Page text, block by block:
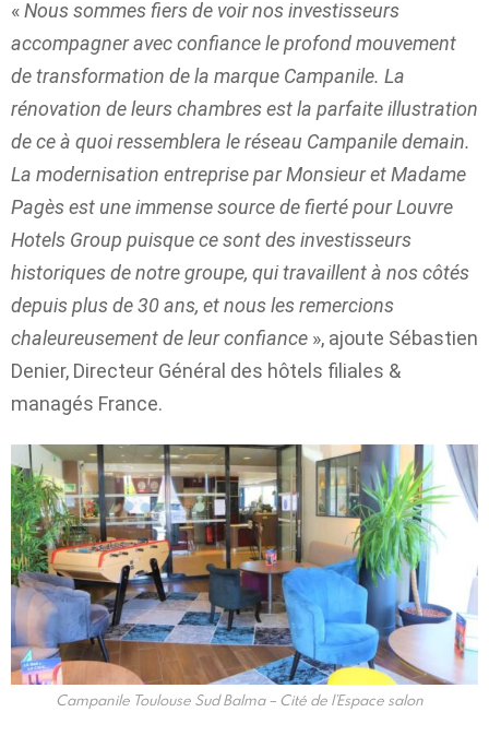
«Nous sommes fiers de voir nos investisseurs
accompagner avec confiance le profond mouvement
de transformation de la marque Campanile. La
rénovation de leurs chambres est la parfaite illustration
de ce à quoi ressemblera le réseau Campanile demain.
La modernisation entreprise par Monsieur et Madame
Pagès est une immense source de fierté pour Louvre
Hotels Group puisque ce sont des investisseurs
historiques de notre groupe, qui travaillent à nos côtés
depuis plus de 30 ans, et nous les remercions
chaleureusement de leur confiance », ajoute Sébastien
Denier, Directeur Général des hôtels filiales &
managés France.
Campanile Toulouse Sud Balma – Cité de l’Espace salon